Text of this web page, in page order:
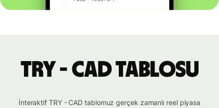
TRY - CAD tablosu
İnteraktif TRY - CAD tablomuz gerçek zamanlı reel piyasa